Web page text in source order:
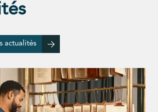
actualités